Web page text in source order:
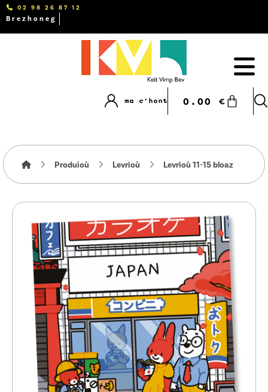
Brezhoneg
02 98 26 87 12
0.00 €
ma c'hont
Produioù Levrioù Levrioù 11-15 bloaz